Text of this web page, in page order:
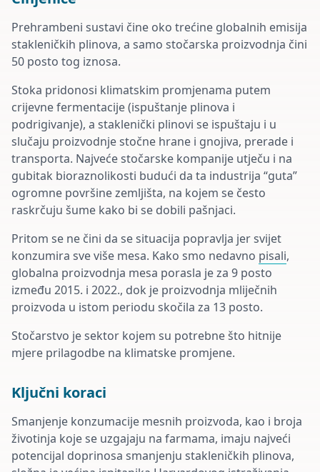
Prehrambeni sustavi čine oko trećine globalnih emisija
stakleničkih plinova, a samo stočarska proizvodnja čini
50 posto tog iznosa.
Stoka pridonosi klimatskim promjenama putem
crijevne fermentacije (ispuštanje plinova i
podrigivanje), a staklenički plinovi se ispuštaju i u
slučaju proizvodnje stočne hrane i gnojiva, prerade i
transporta. Najveće stočarske kompanije utječu i na
gubitak bioraznolikosti budući da ta industrija “guta”
ogromne površine zemljišta, na kojem se često
raskrčuju šume kako bi se dobili pašnjaci.
Pritom se ne čini da se situacija popravlja jer svijet
konzumira sve više mesa. Kako smo nedavno pisali,
globalna proizvodnja mesa porasla je za 9 posto
između 2015. i 2022., dok je proizvodnja mliječnih
proizvoda u istom periodu skočila za 13 posto.
Stočarstvo je sektor kojem su potrebne što hitnije
mjere prilagodbe na klimatske promjene.
Ključni koraci
Smanjenje konzumacije mesnih proizvoda, kao i broja
životinja koje se uzgajaju na farmama, imaju najveći
potencijal doprinosa smanjenju stakleničkih plinova,